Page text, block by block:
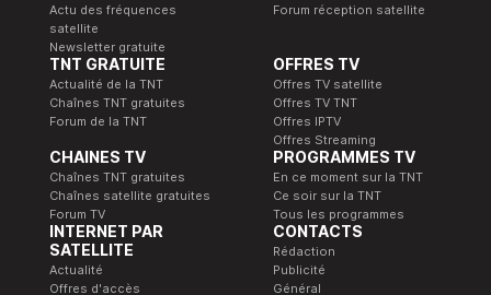
Actu des fréquences
satellite
Newsletter gratuite
Forum réception satellite
TNT GRATUITE
Actualité de la TNT
Chaînes TNT gratuites
Forum de la TNT
OFFRES TV
Offres TV satellite
Offres TV TNT
Offres IPTV
Offres Streaming
CHAINES TV
Chaînes TNT gratuites
Chaînes satellite gratuites
Forum TV
PROGRAMMES TV
En ce moment sur la TNT
Ce soir sur la TNT
Tous les programmes
INTERNET PAR
SATELLITE
Actualité
Offres d'accès
CONTACTS
Rédaction
Publicité
Général